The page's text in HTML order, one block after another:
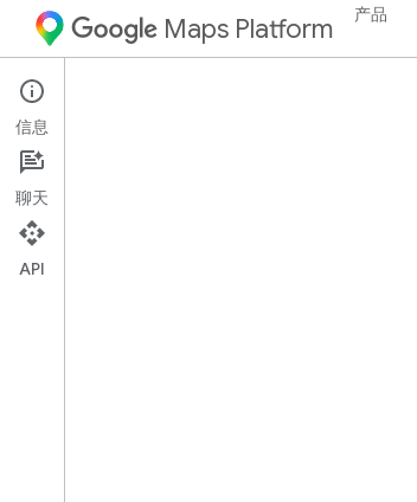
Maps Platform 产品
Android
指南
信息
聊天
API